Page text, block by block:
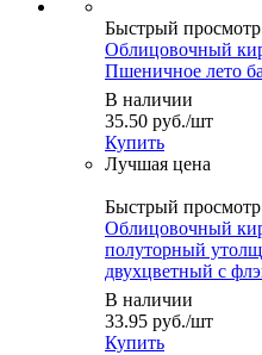
Быстрый просмотр
Облицовочный
Пшеничное лето
В наличии
35.50 руб./шт
Купить
Быстрый просмотр
Облицовочный
полуторный
двухцветный с
В наличии
33.95 руб./шт
Купить